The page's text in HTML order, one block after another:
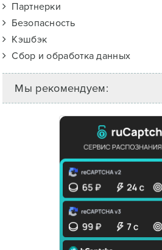
Партнерки
Безопасность
Кэшбэк
Сбор и обработка данных
Мы рекомендуем: